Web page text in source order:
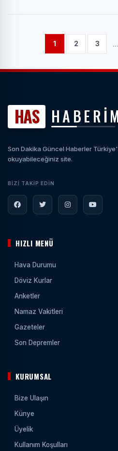
1 2 3 ...
HAS HABERİM
Son Dakika Güncel Haberler
okuyabileceğiniz site.
BIZI TAKIP EDIN
HIZLI MENÜ
Hava Durumu
Döviz Kurlar
Anketler
Namaz Vakitleri
Gazeteler
Son Depremler
KURUMSAL
Bize Ulaşın
Künye
Üyelik
Kullanım Koşulları